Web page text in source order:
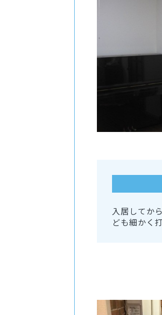
入居してか
ども細かく